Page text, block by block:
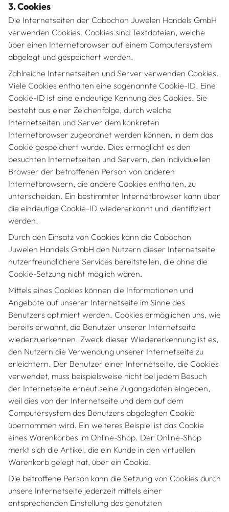
3. Cookies
Die Internetseiten der Cabochon Juwelen Handels GmbH
verwenden Cookies. Cookies sind Textdateien, welche
über einen Internetbrowser auf einem Computersystem
abgelegt und gespeichert werden.
Zahlreiche Internetseiten und Server verwenden Cookies.
Viele Cookies enthalten eine sogenannte Cookie-ID. Eine
Cookie-ID ist eine eindeutige Kennung des Cookies. Sie
besteht aus einer Zeichenfolge, durch welche
Internetseiten und Server dem konkreten
Internetbrowser zugeordnet werden können, in dem das
Cookie gespeichert wurde. Dies ermöglicht es den
besuchten Internetseiten und Servern, den individuellen
Browser der betroffenen Person von anderen
Internetbrowsern, die andere Cookies enthalten, zu
unterscheiden. Ein bestimmter Internetbrowser kann über
die eindeutige Cookie-ID wiedererkannt und identifiziert
werden.
Durch den Einsatz von Cookies kann die Cabochon
Juwelen Handels GmbH den Nutzern dieser Internetseite
nutzerfreundlichere Services bereitstellen, die ohne die
Cookie-Setzung nicht möglich wären.
Mittels eines Cookies können die Informationen und
Angebote auf unserer Internetseite im Sinne des
Benutzers optimiert werden. Cookies ermöglichen uns, wie
bereits erwähnt, die Benutzer unserer Internetseite
wiederzuerkennen. Zweck dieser Wiedererkennung ist es,
den Nutzern die Verwendung unserer Internetseite zu
erleichtern. Der Benutzer einer Internetseite, die Cookies
verwendet, muss beispielsweise nicht bei jedem Besuch
der Internetseite erneut seine Zugangsdaten eingeben,
weil dies von der Internetseite und dem auf dem
Computersystem des Benutzers abgelegten Cookie
übernommen wird. Ein weiteres Beispiel ist das Cookie
eines Warenkorbes im Online-Shop. Der Online-Shop
merkt sich die Artikel, die ein Kunde in den virtuellen
Warenkorb gelegt hat, über ein Cookie.
Die betroffene Person kann die Setzung von Cookies durch
unsere Internetseite jederzeit mittels einer
entsprechenden Einstellung des genutzten